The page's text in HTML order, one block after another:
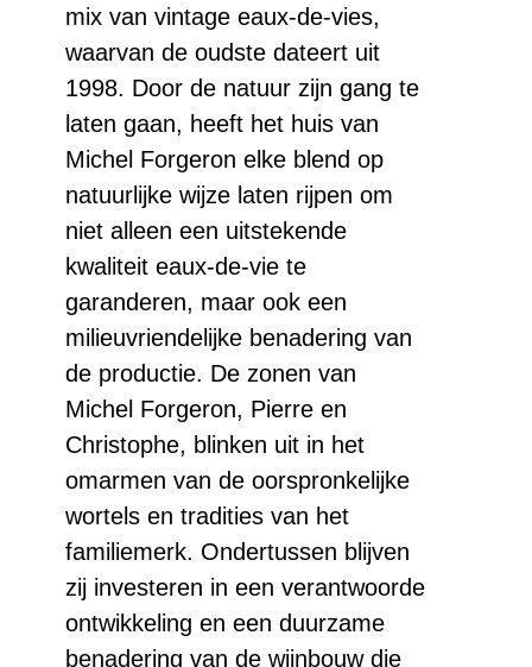
mix van vintage eaux-de-vies,
waarvan de oudste dateert uit
1998. Door de natuur zijn gang te
laten gaan, heeft het huis van
Michel Forgeron elke blend op
natuurlijke wijze laten rijpen om
niet alleen een uitstekende
kwaliteit eaux-de-vie te
garanderen, maar ook een
milieuvriendelijke benadering van
de productie. De zonen van
Michel Forgeron, Pierre en
Christophe, blinken uit in het
omarmen van de oorspronkelijke
wortels en tradities van het
familiemerk. Ondertussen blijven
zij investeren in een verantwoorde
ontwikkeling en een duurzame
benadering van de wijnbouw die